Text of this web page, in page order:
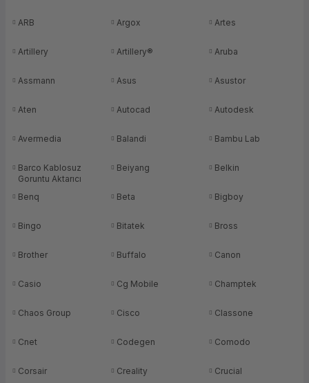
ARB Argox Artes
Artillery Artillery® Aruba
Assmann Asus Asustor
Aten Autocad Autodesk
Avermedia Balandi Bambu Lab
Barco Kablosuz
Goruntu Aktarıcı
Beiyang Belkin
Benq Beta Bigboy
Bingo Bitatek Bross
Brother Buffalo Canon
Casio Cg Mobile Champtek
Chaos Group Cisco Classone
Cnet Codegen Comodo
Corsair Creality Crucial